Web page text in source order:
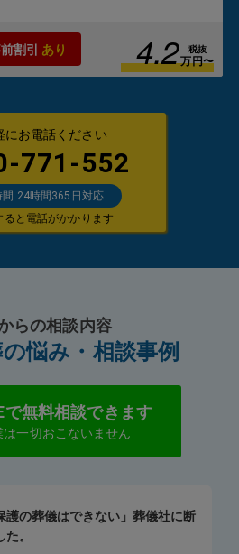
割引 あり 4.2 税抜
万円〜
にお電話ください
771-552
間 24時間365日対応
ると電話がかかります
らの相談内容
悩み・相談事例
で無料相談できます
は一切おこないません
護の葬儀はできない」葬儀社に断
。